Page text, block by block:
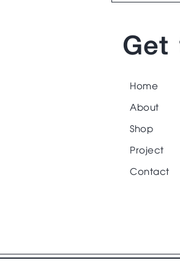
Home
About
Shop
Project
Contact